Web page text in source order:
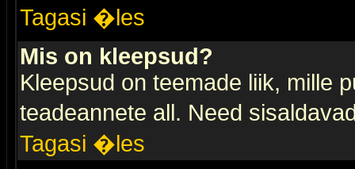
Tagasi �les
Mis on kleepsud?
Kleepsud on teemade liik, mille
teadeannete all. Need
Tagasi �les